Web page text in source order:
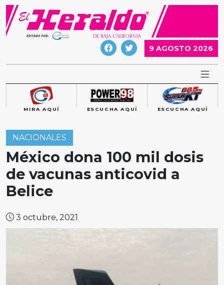
Skip
content
9 AGOSTO 2026
MIRA AQUÍ ESCUCHA AQUÍ ESCUCHA AQUÍ
NACIONALES
México dona 100 mil dosis
de vacunas anticovid a
Belice
3 octubre, 2021